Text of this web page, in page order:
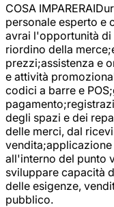
COSA
personale esperto e
avrai l'opportunità di
riordino della
prezzi;assistenza e
e attività
codici a barre e
degli spazi e dei
delle merci, dal
all'interno del punto
sviluppare capacità
delle esigenze,
pubblico.